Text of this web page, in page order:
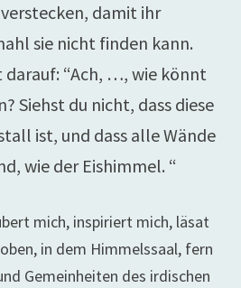
damit ihr
sie nicht finden kann.
“Ach, …, wie könnt
Siehst du nicht, dass diese
ist, und dass alle Wände
wie der Eishimmel. “
mich, inspiriert mich, läsat
in dem Himmelssaal, fern
Gemeinheiten des irdischen